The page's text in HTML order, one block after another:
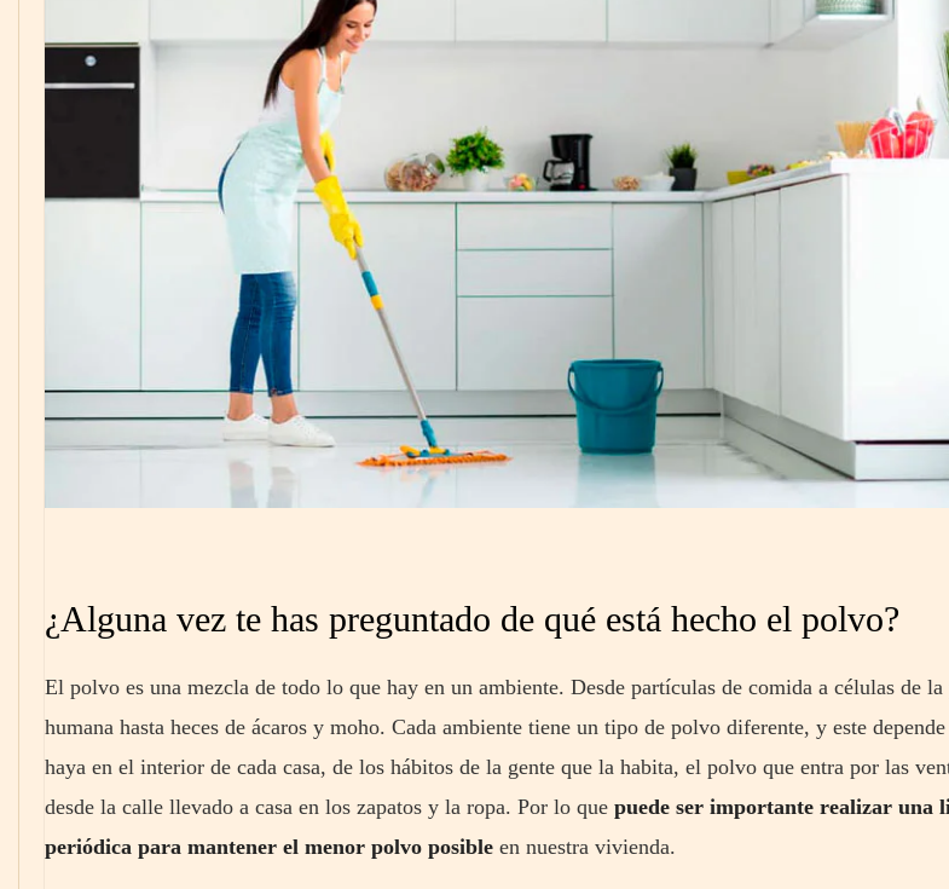
¿Alguna vez te has preguntado de qué está hecho el polvo?
El polvo es una mezcla de todo lo que hay en un ambiente. Desde partículas de comida a células de la
humana hasta heces de ácaros y moho. Cada ambiente tiene un tipo de polvo diferente, y este
haya en el interior de cada casa, de los hábitos de la gente que la habita, el polvo que entra por las
desde la calle llevado a casa en los zapatos y la ropa. Por lo que puede ser importante realizar una
periódica para mantener el menor polvo posible en nuestra vivienda.